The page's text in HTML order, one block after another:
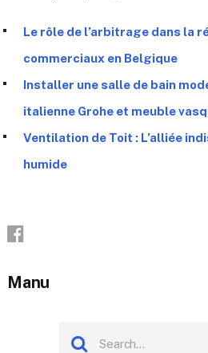
Le rôle de l’arbitrage dans la
commerciaux en Belgique
Installer une salle de bain
italienne Grohe et meuble
Ventilation de Toit : L’alliée
humide
Manu